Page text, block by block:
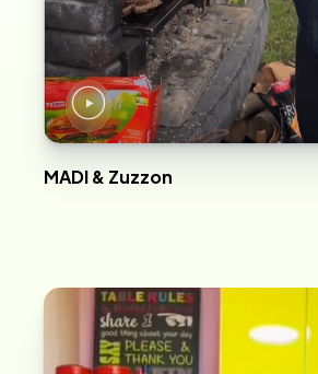
MADI & Zuzzon